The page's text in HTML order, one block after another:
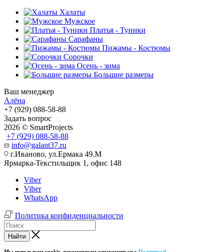
Халаты
Мужское
Платья - Туники
Сарафаны
Пижамы - Костюмы
Сорочки
Oсень - зима
Большие размеры
Ваш менеджер
Алёна
+7 (929) 088-58-88
Задать вопрос
2026 © SmartProjects
+7 (929) 088-58-88
info@galant37.ru
г.Иваново, ул.Ермака 49.M
Ярмарка-Текстильщик 1, офис 148
Viber
Viber
WhatsApp
Политика конфиденциальности
Найти